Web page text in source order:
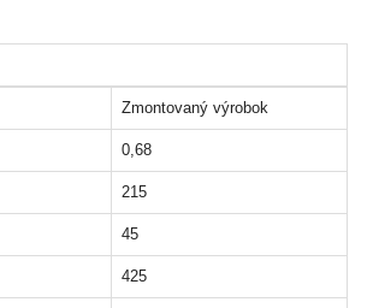
Zmontovaný výrobok
0,68
215
45
425